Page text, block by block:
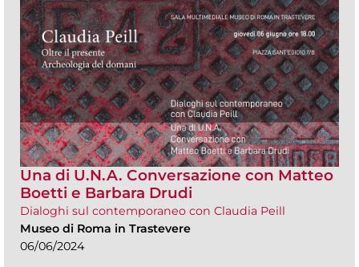
Una di U.N.A. Conversazione con Matteo
Boetti e Barbara Drudi
Dialoghi sul contemporaneo con Claudia Peill
Museo di Roma in Trastevere
06/06/2024